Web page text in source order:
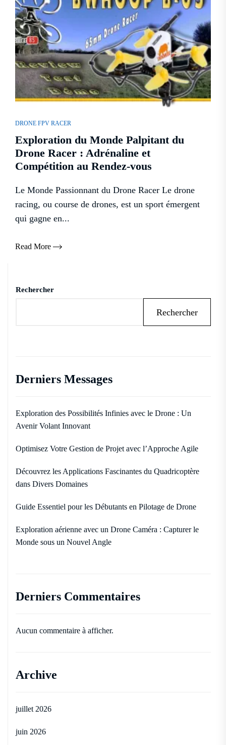
DRONE FPV RACER
Exploration du Monde Palpitant du
Drone Racer : Adrénaline et
Compétition au Rendez-vous
Le Monde Passionnant du Drone Racer Le drone
racing, ou course de drones, est un sport émergent
qui gagne en...
Read More
Rechercher
Rechercher
Derniers Messages
Exploration des Possibilités Infinies avec le Drone : Un
Avenir Volant Innovant
Optimisez Votre Gestion de Projet avec l’Approche Agile
Découvrez les Applications Fascinantes du Quadricoptère
dans Divers Domaines
Guide Essentiel pour les Débutants en Pilotage de Drone
Exploration aérienne avec un Drone Caméra : Capturer le
Monde sous un Nouvel Angle
Derniers Commentaires
Aucun commentaire à afficher.
Archive
juillet 2026
juin 2026